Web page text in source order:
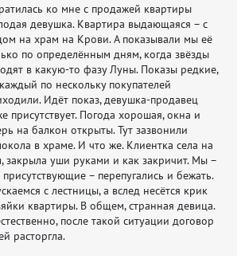
ко мне с продажей квартиры
девушка. Квартира выдающаяся – с
на храм на Крови. А показывали мы её
по определённым дням, когда звёзды
в какую-то фазу Луны. Показы редкие,
по нескольку покупателей
Идёт показ, девушка-продавец
присутствует. Погода хорошая, окна и
на балкон открыты. Тут зазвонили
в храме. И что же. Клиентка села на
закрыла уши руками и как закричит. Мы –
присутствующие – перепугались и бежать.
с лестницы, а вслед несётся крик
квартиры. В общем, странная девица.
после такой ситуации договор
расторгла.